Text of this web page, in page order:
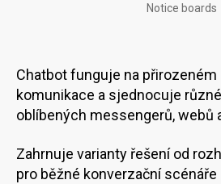
Notice boards
Chatbot funguje na
komunikace a sjednocuje
oblíbených messengerů, webů
Zahrnuje varianty řešení od
pro běžné konverzační scénáře